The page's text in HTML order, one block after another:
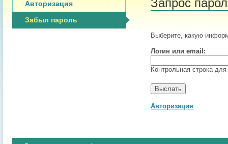
Авторизация
Забыл пароль
Запрос
Выберите, какую
Логин или email:
Контрольная строка
Авторизация